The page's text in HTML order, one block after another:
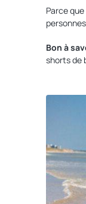
Parce
Bon à
shorts de